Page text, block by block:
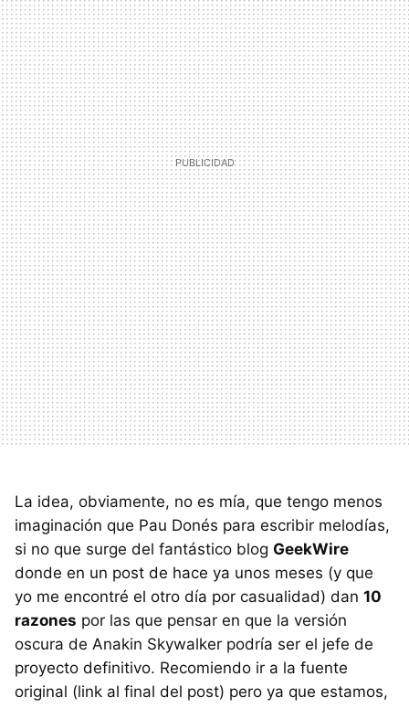
La idea, obviamente, no es mía, que tengo menos
imaginación que Pau Donés para escribir melodías,
si no que surge del fantástico blog GeekWire
donde en un post de hace ya unos meses (y que
yo me encontré el otro día por casualidad) dan 10
razones por las que pensar en que la versión
oscura de Anakin Skywalker podría ser el jefe de
proyecto definitivo. Recomiendo ir a la fuente
original (link al final del post) pero ya que estamos,